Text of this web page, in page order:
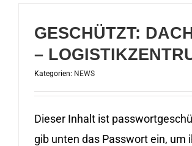
GESCHÜTZT:
–
Kategorien: NEWS
Dieser Inhalt ist
gib unten das Passwort ein, um